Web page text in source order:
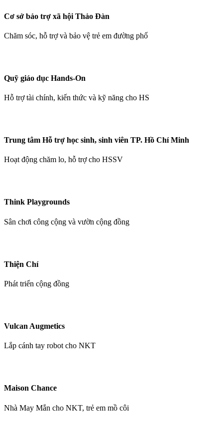
Cơ sở bảo trợ xã hội Thảo Đàn
Chăm sóc, hỗ trợ và bảo vệ trẻ em đường phố
Quỹ giáo dục Hands-On
Hỗ trợ tài chính, kiến thức và kỹ năng cho HS
Trung tâm Hỗ trợ học sinh, sinh viên TP. Hồ Chí Minh
Hoạt động chăm lo, hỗ trợ cho HSSV
Think Playgrounds
Sân chơi công cộng và vườn cộng đồng
Thiện Chí
Phát triển cộng đồng
Vulcan Augmetics
Lắp cánh tay robot cho NKT
Maison Chance
Nhà May Mắn cho NKT, trẻ em mồ côi